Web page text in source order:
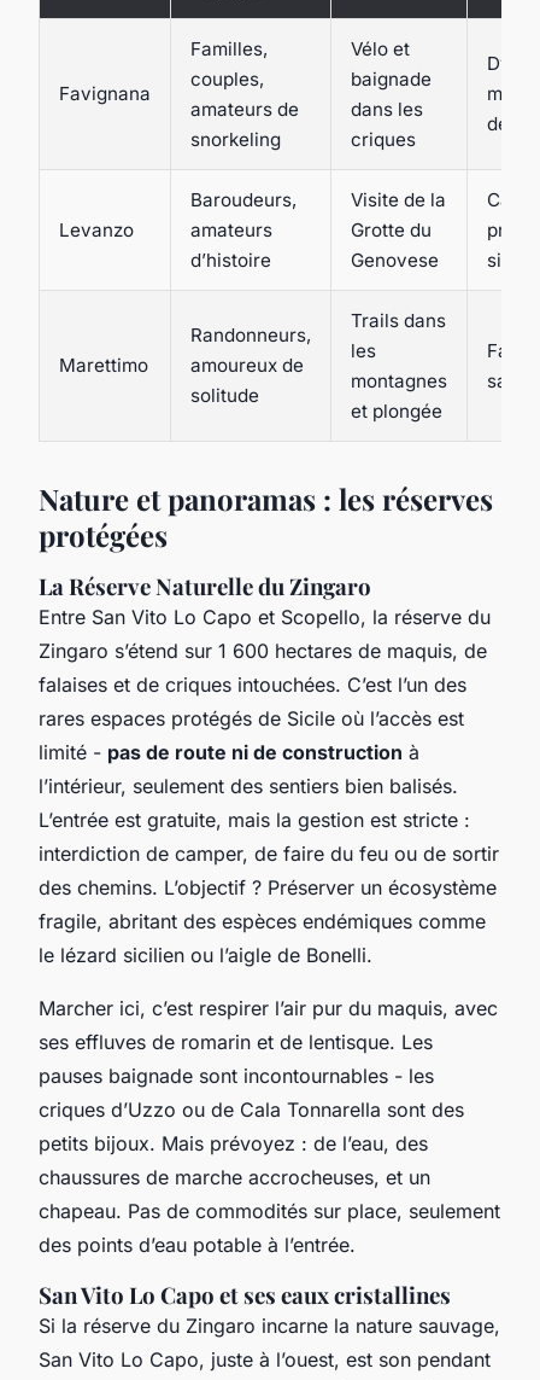
Favignana
Familles,
couples,
amateurs de
snorkeling
Vélo et
baignade
dans les
criques
mais
Levanzo
Baroudeurs,
amateurs
d’histoire
Visite de la
Grotte du
Genovese
Marettimo
Randonneurs,
amoureux de
solitude
Trails dans
les
montagnes
et plongée
Far
Nature et panoramas : les réserves
protégées
La Réserve Naturelle du Zingaro
Entre San Vito Lo Capo et Scopello, la réserve du
Zingaro s’étend sur 1 600 hectares de maquis, de
falaises et de criques intouchées. C’est l’un des
rares espaces protégés de Sicile où l’accès est
limité - pas de route ni de construction à
l’intérieur, seulement des sentiers bien balisés.
L’entrée est gratuite, mais la gestion est stricte :
interdiction de camper, de faire du feu ou de sortir
des chemins. L’objectif ? Préserver un écosystème
fragile, abritant des espèces endémiques comme
le lézard sicilien ou l’aigle de Bonelli.
Marcher ici, c’est respirer l’air pur du maquis, avec
ses effluves de romarin et de lentisque. Les
pauses baignade sont incontournables - les
criques d’Uzzo ou de Cala Tonnarella sont des
petits bijoux. Mais prévoyez : de l’eau, des
chaussures de marche accrocheuses, et un
chapeau. Pas de commodités sur place, seulement
des points d’eau potable à l’entrée.
San Vito Lo Capo et ses eaux cristallines
Si la réserve du Zingaro incarne la nature sauvage,
San Vito Lo Capo, juste à l’ouest, est son pendant